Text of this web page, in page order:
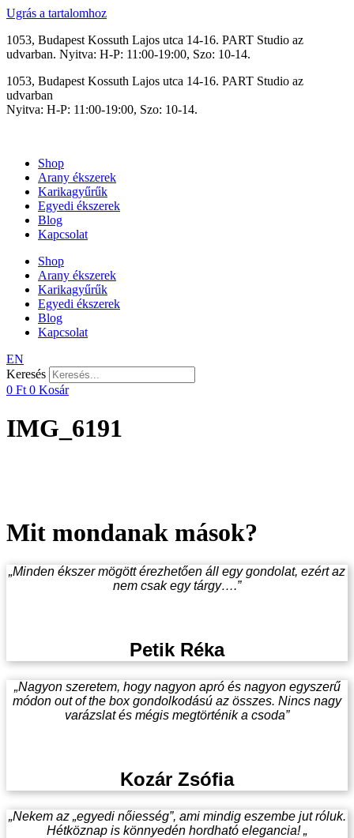
Ugrás a tartalomhoz
1053, Budapest Kossuth Lajos utca 14-16. PART Studio az
udvarban. Nyitva: H-P: 11:00-19:00, Szo: 10-14.
1053, Budapest Kossuth Lajos utca 14-16. PART Studio az
udvarban
Nyitva: H-P: 11:00-19:00, Szo: 10-14.
Shop
Arany ékszerek
Karikagyűrűk
Egyedi ékszerek
Blog
Kapcsolat
Shop
Arany ékszerek
Karikagyűrűk
Egyedi ékszerek
Blog
Kapcsolat
EN
Keresés
0 Ft 0 Kosár
IMG_6191
Mit mondanak mások?
„Minden ékszer mögött érezhetően áll egy gondolat, ezért az
nem csak egy tárgy….”
Petik Réka
„Nagyon szeretem, hogy nagyon apró és nagyon egyszerű
módon out of the box gondolkodású az összes. Nincs nagy
varázslat és mégis megtörténik a csoda”
Kozár Zsófia
„Nekem az „egyedi nőiesség”, ami mindig eszembe jut róluk.
Hétköznap is könnyedén hordható elegancia! „